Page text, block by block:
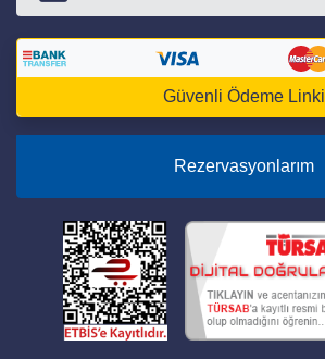
Güvenli Ödeme Linki
Rezervasyonlarım